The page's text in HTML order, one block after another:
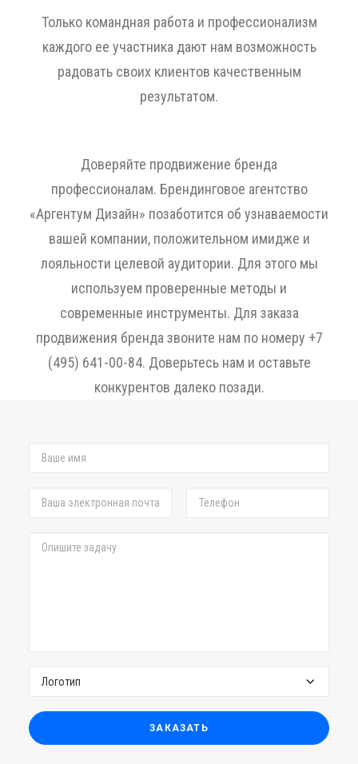
Только командная работа и профессионализм
каждого ее участника дают нам возможность
радовать своих клиентов качественным
результатом.
Доверяйте продвижение бренда
профессионалам. Брендинговое агентство
«Аргентум Дизайн» позаботится об узнаваемости
вашей компании, положительном имидже и
лояльности целевой аудитории. Для этого мы
используем проверенные методы и
современные инструменты. Для заказа
продвижения бренда звоните нам по номеру +7
(495) 641-00-84. Доверьтесь нам и оставьте
конкурентов далеко позади.